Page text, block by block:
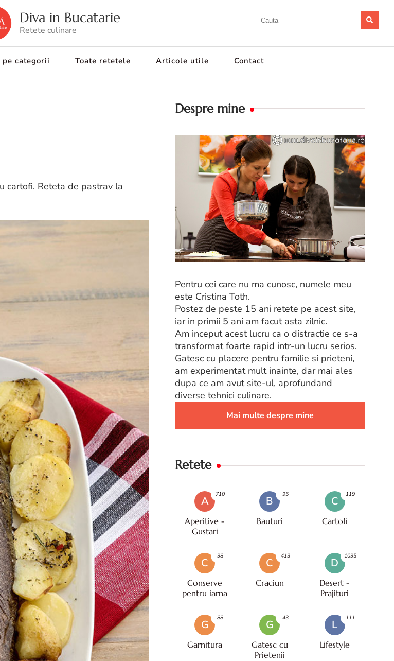
Diva in Bucatarie
Retete culinare
categorii Toate retetele Articole utile Contact
cartofi. Reteta de pastrav la
Despre mine
Pentru cei care nu ma cunosc, numele meu
este Cristina Toth.
Postez de peste 15 ani retete pe acest site,
iar in primii 5 ani am facut asta zilnic.
Am inceput acest lucru ca o distractie ce s-a
transformat foarte rapid intr-un lucru serios.
Gatesc cu placere pentru familie si prieteni,
am experimentat mult inainte, dar mai ales
dupa ce am avut site-ul, aprofundand
diverse tehnici culinare.
Mai multe despre mine
Retete
A
Aperitive -
Gustari
710
B
Bauturi
95
C
Cartofi
119
C
Conserve
pentru iarna
98
C
Craciun
413
D
Desert -
Prajituri
1095
G
Garnitura
88
G
Gatesc cu
Prietenii
43
L
Lifestyle
111